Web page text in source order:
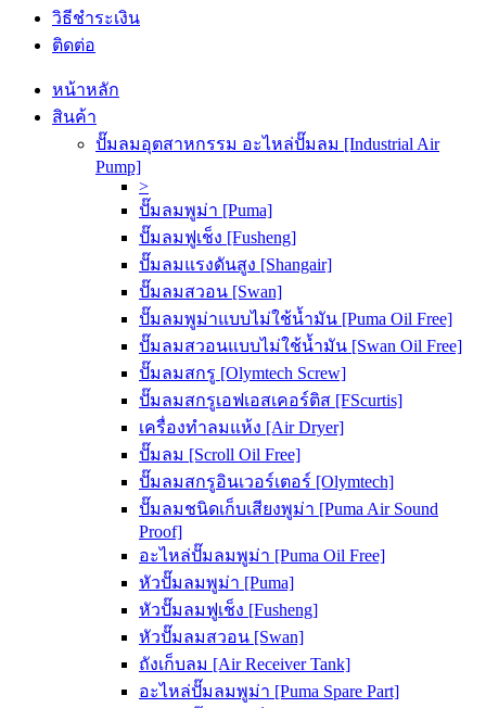
วิธีชำระเงิน
ติดต่อ
หน้าหลัก
สินค้า
ปั๊มลมอุตสาหกรรม อะไหล่ปั๊มลม [Industrial Air
Pump]
>
ปั๊มลมพูม่า [Puma]
ปั๊มลมฟูเช็ง [Fusheng]
ปั๊มลมแรงดันสูง [Shangair]
ปั๊มลมสวอน [Swan]
ปั๊มลมพูม่าแบบไม่ใช้น้ำมัน [Puma Oil Free]
ปั๊มลมสวอนแบบไม่ใช้น้ำมัน [Swan Oil Free]
ปั๊มลมสกรู [Olymtech Screw]
ปั๊มลมสกรูเอฟเอสเคอร์ติส [FScurtis]
เครื่องทำลมแห้ง [Air Dryer]
ปั๊มลม [Scroll Oil Free]
ปั๊มลมสกรูอินเวอร์เตอร์ [Olymtech]
ปั๊มลมชนิดเก็บเสียงพูม่า [Puma Air Sound
Proof]
อะไหล่ปั๊มลมพูม่า [Puma Oil Free]
หัวปั๊มลมพูม่า [Puma]
หัวปั๊มลมฟูเช็ง [Fusheng]
หัวปั๊มลมสวอน [Swan]
ถังเก็บลม [Air Receiver Tank]
อะไหล่ปั๊มลมพูม่า [Puma Spare Part]